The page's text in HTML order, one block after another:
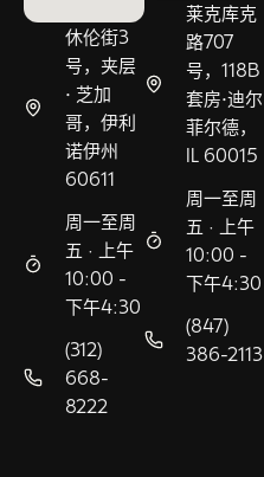
休伦街3
号，夹层
• 芝加
哥，伊利
诺伊州
60611
周一至周
五 · 上午
10:00 -
下午4:30
(312)
668-
8222
莱克库克
路707
号，118B
套房•迪尔
菲尔德，
IL 60015
周一至周
五 · 上午
10:00 -
下午4:30
(847)
386-2113